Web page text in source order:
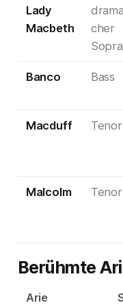
Lady
Macbeth
cher
Banco Bass
Macduff Tenor
Malcolm Tenor
Berühmte
Arie